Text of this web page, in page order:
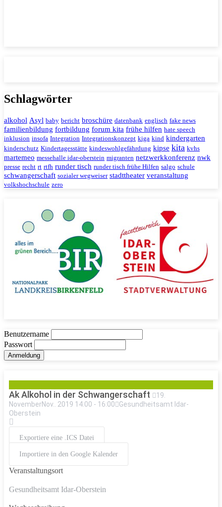
Schlagwörter
alkohol Asyl baby bericht broschüre datenbank englisch fake news
familienbildung fortbildung forum kita frühe hilfen hate speech
inklusion insofa Integration Integrationskonzept kiga kind kindergarten
kinderschutz Kindertagesstätte kindeswohlgefährdung kipse kita kvhs
martemeo messehalle idar-oberstein migranten netzwerkkonferenz nwk
presse recht rt rtfh runder tisch runder tisch frühe Hilfen salgo schule
schwangerschaft sozialer wegweiser stadttheater veranstaltung
volkshochschule zero
Benutzername
Passwort
Ak Alkohol in der Schwangerschaft 19.
NovemberNov.. 2019 14:00 - 16:00
Gesundheitsamt Idar-
Oberstein
Exportiere eine .ICS Datei
Importiere in den Google Kalender
Veranstaltungsort
Gesundheitsamt Idar-Oberstein